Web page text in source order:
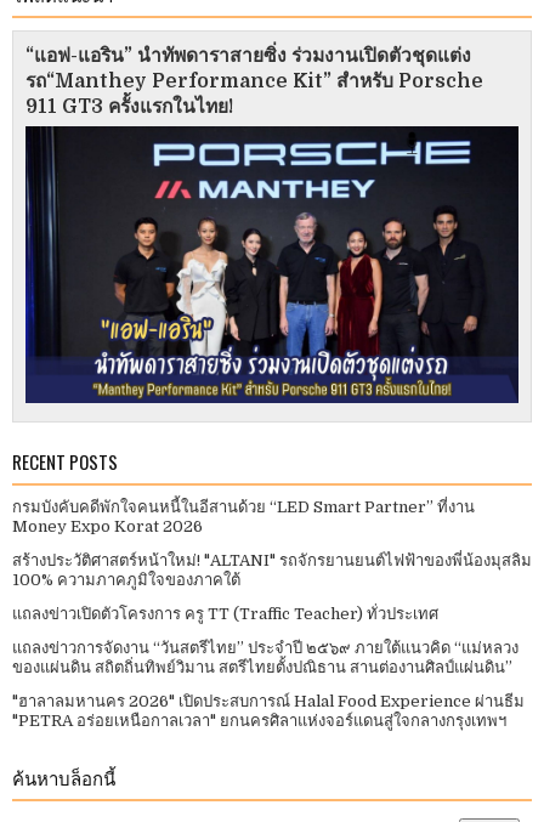
“แอฟ-แอริน” นำทัพดาราสายซิ่ง ร่วมงานเปิดตัวชุดแต่ง
รถ“Manthey Performance Kit” สำหรับ Porsche
911 GT3 ครั้งแรกในไทย!
RECENT POSTS
กรมบังคับคดีพักใจคนหนี้ในอีสานด้วย “LED Smart Partner” ที่งาน
Money Expo Korat 2026
สร้างประวัติศาสตร์หน้าใหม่! "ALTANI" รถจักรยานยนต์ไฟฟ้าของพี่น้องมุสลิม
100% ความภาคภูมิใจของภาคใต้
แถลงข่าวเปิดตัวโครงการ ครู TT (Traffic Teacher) ทั่วประเทศ​
แถลงข่าวการจัดงาน “วันสตรีไทย” ประจําปี ๒๕๖๙ ภายใต้แนวคิด “แม่หลวง
ของแผ่นดิน สถิตถิ่นทิพย์วิมาน สตรีไทยตั้งปณิธาน สานต่องานศิลป์แผ่นดิน”
"ฮาลาลมหานคร 2026" เปิดประสบการณ์ Halal Food Experience ผ่านธีม
"PETRA อร่อยเหนือกาลเวลา" ยกนครศิลาแห่งจอร์แดนสู่ใจกลางกรุงเทพฯ
ค้นหาบล็อกนี้